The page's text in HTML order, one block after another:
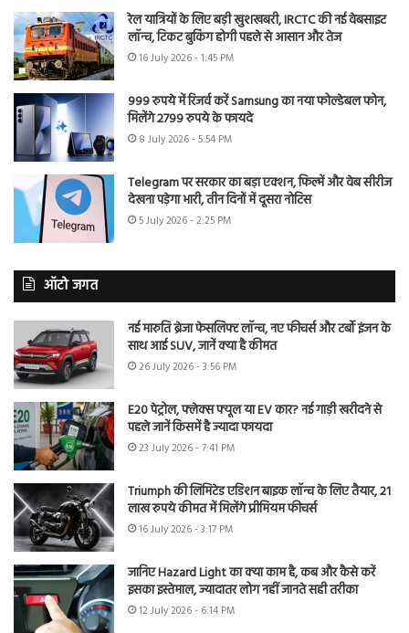
रेल यात्रियों के लिए बड़ी खुशखबरी, IRCTC की नई वेबसाइट
लॉन्च, टिकट बुकिंग होगी पहले से आसान और तेज
16 July 2026 - 1:45 PM
999 रुपये में रिजर्व करें Samsung का नया फोल्डेबल फोन,
मिलेंगे 2799 रुपये के फायदे
8 July 2026 - 5:54 PM
Telegram पर सरकार का बड़ा एक्शन, फिल्में और वेब सीरीज
देखना पड़ेगा भारी, तीन दिनों में दूसरा नोटिस
5 July 2026 - 2:25 PM
ऑटो जगत
नई मारुति ब्रेजा फेसलिफ्ट लॉन्च, नए फीचर्स और टर्बो इंजन के
साथ आई SUV, जानें क्या है कीमत
26 July 2026 - 3:56 PM
E20 पेट्रोल, फ्लेक्स फ्यूल या EV कार? नई गाड़ी खरीदने से
पहले जानें किसमें है ज्यादा फायदा
23 July 2026 - 7:41 PM
Triumph की लिमिटेड एडिशन बाइक लॉन्च के लिए तैयार, 21
लाख रुपये कीमत में मिलेंगे प्रीमियम फीचर्स
16 July 2026 - 3:17 PM
जानिए Hazard Light का क्या काम है, कब और कैसे करें
इसका इस्तेमाल, ज्यादातर लोग नहीं जानते सही तरीका
12 July 2026 - 6:14 PM